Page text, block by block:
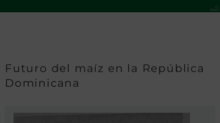
Futuro del maíz en la República
Dominicana